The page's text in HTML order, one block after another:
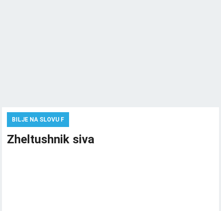
BILJE NA SLOVU F
Zheltushnik siva